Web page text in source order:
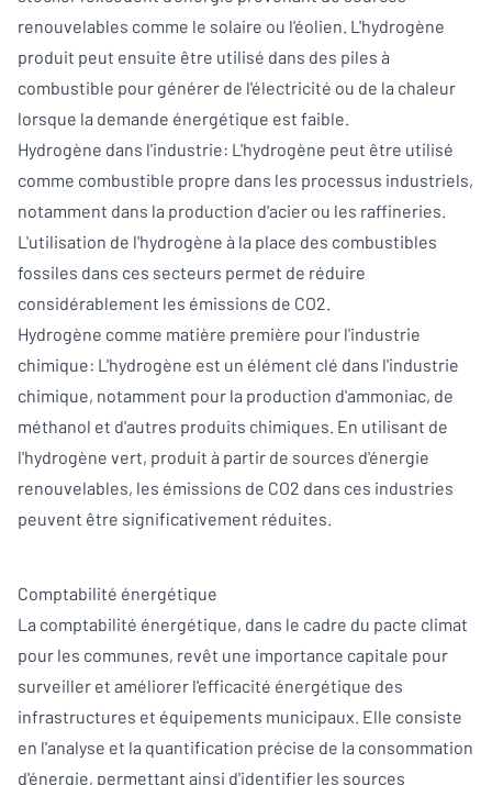
renouvelables comme le solaire ou l'éolien. L'hydrogène
produit peut ensuite être utilisé dans des piles à
combustible pour générer de l'électricité ou de la chaleur
lorsque la demande énergétique est faible.
Hydrogène dans l'industrie: L'hydrogène peut être utilisé
comme combustible propre dans les processus industriels,
notamment dans la production d'acier ou les raffineries.
L'utilisation de l'hydrogène à la place des combustibles
fossiles dans ces secteurs permet de réduire
considérablement les émissions de CO2.
Hydrogène comme matière première pour l'industrie
chimique: L'hydrogène est un élément clé dans l'industrie
chimique, notamment pour la production d'ammoniac, de
méthanol et d'autres produits chimiques. En utilisant de
l'hydrogène vert, produit à partir de sources d'énergie
renouvelables, les émissions de CO2 dans ces industries
peuvent être significativement réduites.
Comptabilité énergétique
La comptabilité énergétique, dans le cadre du pacte climat
pour les communes, revêt une importance capitale pour
surveiller et améliorer l'efficacité énergétique des
infrastructures et équipements municipaux. Elle consiste
en l'analyse et la quantification précise de la consommation
d'énergie, permettant ainsi d'identifier les sources